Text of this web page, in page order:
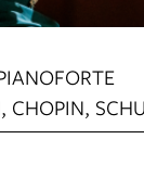
CHOPIN,